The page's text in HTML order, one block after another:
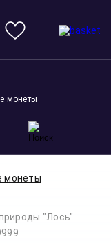
монеты
монеты
"Лось"